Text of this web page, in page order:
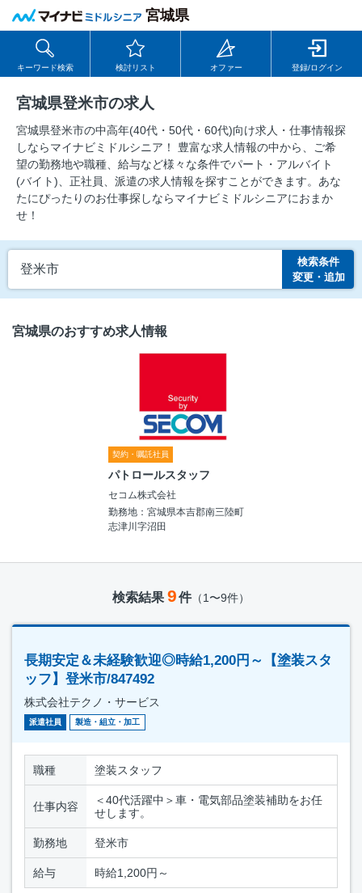
宮城県
キーワード検索 検討リスト オファー 登録/ログイン
宮城県登米市の求人
宮城県登米市の中⾼年(40代・50代・60代)向け求⼈・仕事情報探
しならマイナビミドルシニア！ 豊富な求人情報の中から、ご希
望の勤務地や職種、給与など様々な条件でパート・アルバイト
(バイト)、正社員、派遣の求人情報を探すことができます。あな
たにぴったりのお仕事探しならマイナビミドルシニアにおまか
せ！
登米市
検索条件
変更・追加
宮城県のおすすめ求人情報
契約・嘱託社員
パトロールスタッフ
セコム株式会社
勤務地：宮城県本吉郡南三陸町
志津川字沼田
検索結果 9件（1〜9件）
長期安定＆未経験歓迎◎時給1,200円～【塗装スタ
ッフ】登米市/847492
株式会社テクノ・サービス
派遣社員 製造・組立・加工
職種 塗装スタッフ
仕事内容
＜40代活躍中＞車・電気部品塗装補助をお任
せします。
勤務地 登米市
給与 時給1,200円～